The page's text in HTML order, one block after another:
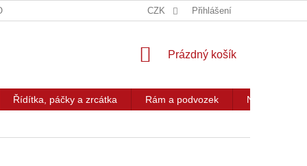
CZK Přihlášení
NÁKUPNÍ
Prázdný košík
Řídítka, páčky a zrcátka Rám a podvozek Nářadí a